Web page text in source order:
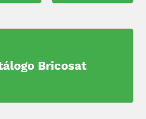
Bricosat